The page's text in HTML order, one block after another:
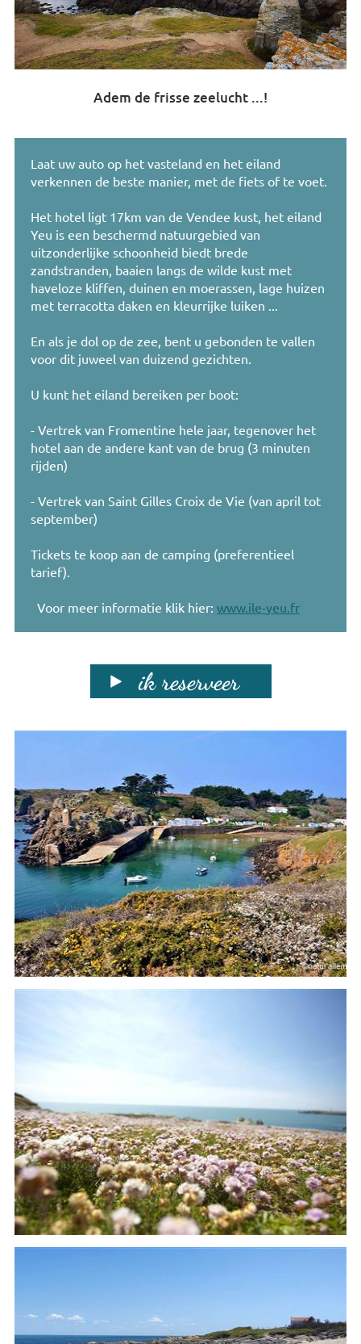
Adem de frisse zeelucht ...!
Laat uw auto op het vasteland en het eiland
verkennen de beste manier, met de fiets of te voet.
Het hotel ligt 17km van de Vendee kust, het eiland
Yeu is een beschermd natuurgebied van
uitzonderlijke schoonheid biedt brede
zandstranden, baaien langs de wilde kust met
haveloze kliffen, duinen en moerassen, lage huizen
met terracotta daken en kleurrijke luiken ...
En als je dol op de zee, bent u gebonden te vallen
voor dit juweel van duizend gezichten.
U kunt het eiland bereiken per boot:
- Vertrek van Fromentine hele jaar, tegenover het
hotel aan de andere kant van de brug (3 minuten
rijden)
- Vertrek van Saint Gilles Croix de Vie (van april tot
september)
Tickets te koop aan de camping (preferentieel
tarief).
Voor meer informatie klik hier: www.ile-yeu.fr
ik reserveer